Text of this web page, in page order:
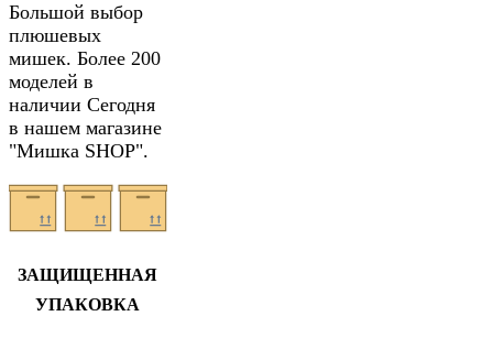
Большой выбор
плюшевых
мишек. Более 200
моделей в
наличии Сегодня
в нашем магазине
"Мишка SHOP".
ЗАЩИЩЕННАЯ
УПАКОВКА